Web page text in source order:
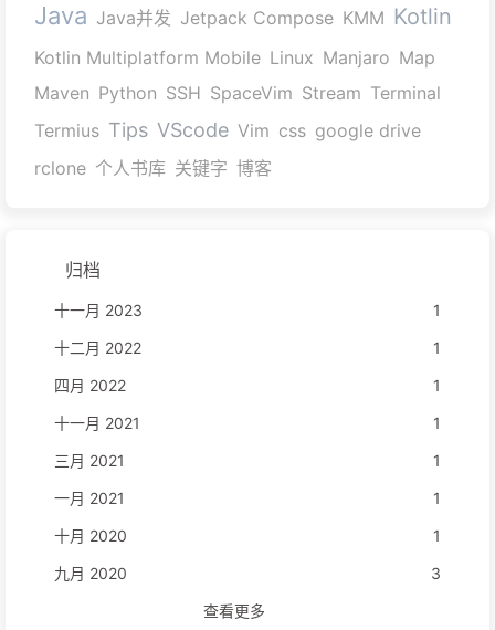
Java Java并发 Jetpack Compose KMM Kotlin
Kotlin Multiplatform Mobile Linux Manjaro Map
Maven Python SSH SpaceVim Stream Terminal
Termius Tips VScode Vim css google drive
rclone 个人书库 关键字 博客
归档
十一月 2023
1
十二月 2022
1
四月 2022
1
十一月 2021
1
三月 2021
1
一月 2021
1
十月 2020
1
九月 2020
3
查看更多